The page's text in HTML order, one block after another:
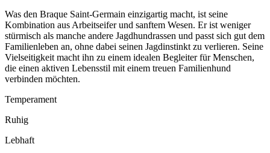
Was den Braque Saint-Germain einzigartig macht, ist seine
Kombination aus Arbeitseifer und sanftem Wesen. Er ist weniger
stürmisch als manche andere Jagdhundrassen und passt sich gut dem
Familienleben an, ohne dabei seinen Jagdinstinkt zu verlieren. Seine
Vielseitigkeit macht ihn zu einem idealen Begleiter für Menschen,
die einen aktiven Lebensstil mit einem treuen Familienhund
verbinden möchten.
Temperament
Ruhig
Lebhaft